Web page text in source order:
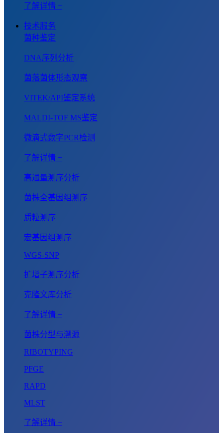
了解详情 +
技术服务
菌种鉴定
DNA序列分析
菌落菌体形态观察
VITEK/API鉴定系统
MALDI-TOF MS鉴定
微滴式数字PCR检测
了解详情 +
高通量测序分析
菌株全基因组测序
质粒测序
宏基因组测序
WGS-SNP
扩增子测序分析
克隆文库分析
了解详情 +
菌株分型与溯源
RIBOTYPING
PFGE
RAPD
MLST
了解详情 +